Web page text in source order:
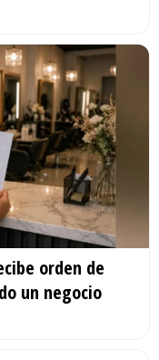
orden de
un negocio